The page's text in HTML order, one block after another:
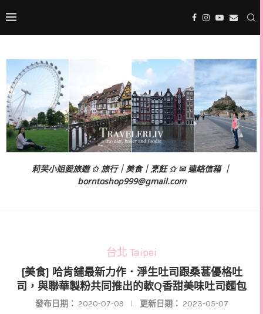
莉芙小姐愛旅遊 ✩ 旅行｜美食｜烹飪 ✩ ✉ 連絡信箱 ｜
borntoshop999@gmail.com
台北 Taipei
[美食] 哈肯舖最新力作．淨生吐司跟桑葚優格吐
司，與聯華製粉共同推出的軟Q香甜美味吐司麵包
發布日期： 2020-07-09 更新日期： 2023-05-07